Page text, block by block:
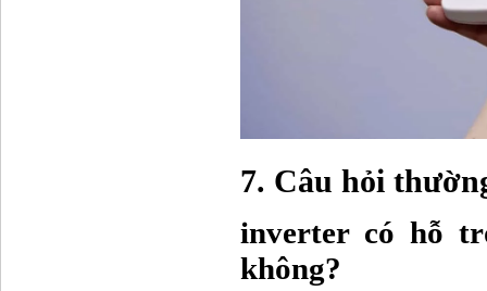
7. Câu hỏi
inverter có hỗ
không?